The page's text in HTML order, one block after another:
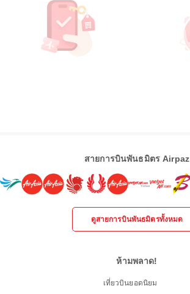
สายการบินพันธมิตร Airpaz
ดูสายการบินพันธมิตรทั้งหมด
ห้ามพลาด!
เที่ยวบินยอดนิยม